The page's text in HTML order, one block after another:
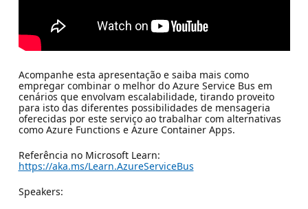
Acompanhe esta apresentação e saiba mais como
empregar combinar o melhor do Azure Service Bus em
cenários que envolvam escalabilidade, tirando proveito
para isto das diferentes possibilidades de mensageria
oferecidas por este serviço ao trabalhar com alternativas
como Azure Functions e Azure Container Apps.
Referência no Microsoft Learn:
https://aka.ms/Learn.AzureServiceBus
Speakers: